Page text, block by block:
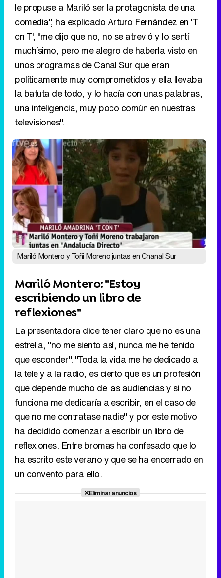
le propuse a Mariló ser la protagonista de una
comedia", ha explicado Arturo Fernández en 'T
cn T', "me dijo que no, no se atrevió y lo sentí
muchísimo, pero me alegro de haberla visto en
unos programas de Canal Sur que eran
políticamente muy comprometidos y ella llevaba
la batuta de todo, y lo hacía con unas palabras,
una inteligencia, muy poco común en nuestras
televisiones".
Mariló Montero y Toñi Moreno juntas en Cnanal Sur
Mariló Montero: "Estoy
escribiendo un libro de
reflexiones"
La presentadora dice tener claro que no es una
estrella, "no me siento así, nunca me he tenido
que esconder". "Toda la vida me he dedicado a
la tele y a la radio, es cierto que es un profesión
que depende mucho de las audiencias y si no
funciona me dedicaría a escribir, en el caso de
que no me contratase nadie" y por este motivo
ha decidido comenzar a escribir un libro de
reflexiones. Entre bromas ha confesado que lo
ha escrito este verano y que se ha encerrado en
un convento para ello.
Eliminar anuncios